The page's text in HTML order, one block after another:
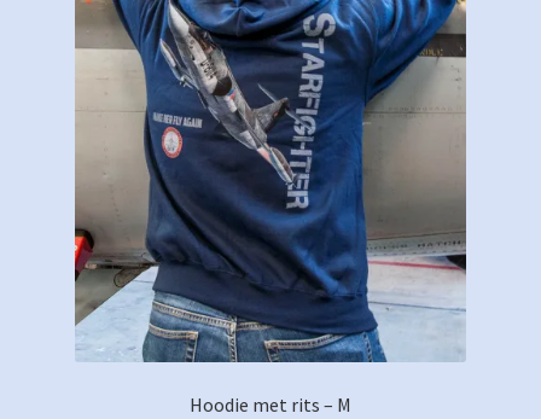
Hoodie met rits – M